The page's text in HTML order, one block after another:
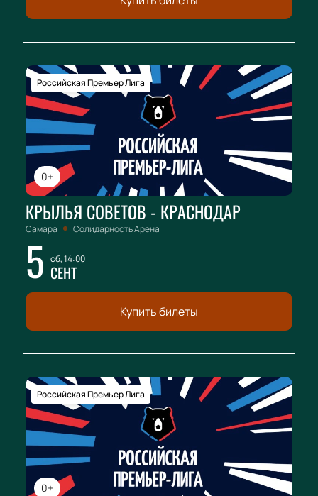
0+
Российская Премьер Лига
КРЫЛЬЯ СОВЕТОВ - КРАСНОДАР
Самара Солидарность Арена
5 сб, 14:00
СЕНТ
Купить билеты
0+
Российская Премьер Лига